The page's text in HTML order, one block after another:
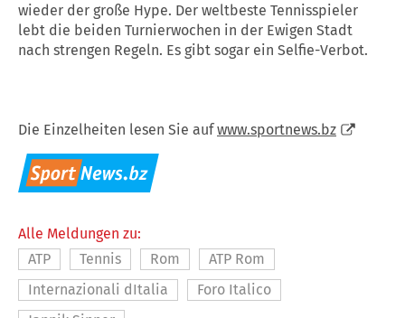
wieder der große Hype. Der weltbeste Tennisspieler
lebt die beiden Turnierwochen in der Ewigen Stadt
nach strengen Regeln. Es gibt sogar ein Selfie-Verbot.
Die Einzelheiten lesen Sie aufwww.sportnews.bz
Alle Meldungen zu:
ATP
Tennis Rom
ATP Rom
Internazionali dItalia
Foro Italico